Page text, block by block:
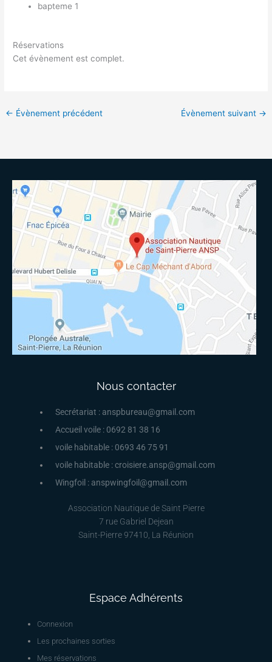
bapteme 1
Réservations
Cet évènement est complet.
← Évènement précédent Évènement suivant →
Nous contacter
Secrétariat : anspbureau@gmail.com
Accueil voile : 0692 81 38 16
voile habitable : 0693 46 75 91
voile habitable : croisiere.ansp@gmail.com
Wingfoil : anspwingfoil@gmail.com
Association Nautique de Saint Pierre
7 rue Gabriel Dejean
Saint-Pierre 97410, La Réunion
Espace Adhérents
Connexion
Les prochaines sorties
Mes réservations